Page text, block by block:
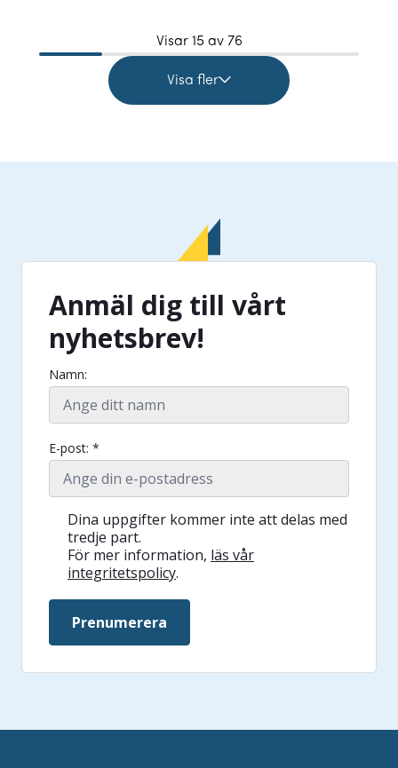
Visar 15 av 76
Visa fler
Anmäl dig till vårt
nyhetsbrev!
Namn:
E-post: *
Dina uppgifter kommer inte att delas med
tredje part.
För mer information, läs vår
integritetspolicy.
Prenumerera